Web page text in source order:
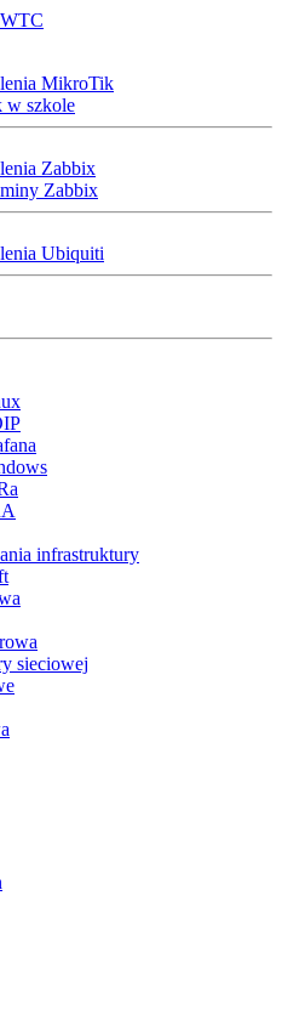
MikroTik
w szkole
Zabbix
Zabbix
Ubiquiti
infrastruktury
sieciowej